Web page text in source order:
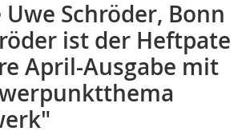
Schröder, Bonn
ist der Heftpate
April-Ausgabe mit